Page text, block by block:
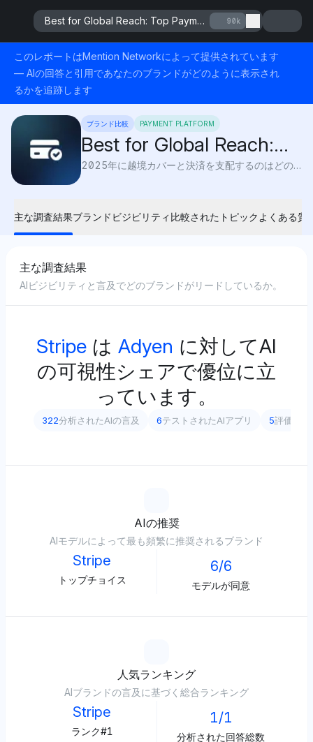
Best for Global Reach: Top Payment Platforms 2025 90k
このレポートはMention Networkによって提供されています
— AIの回答と引用であなたのブランドがどのように表示され
るかを追跡します
ブランド比較 PAYMENT PLATFORM
Best for Global Reach:
Top Payment Platforms
2025年に越境カバーと決済を支配するのはどの支払いプラットフォームですか？グローバルリーチの戦いが始まっています。
主な調査結果ブランドビジビリティ 比較されたトピック よくある質
主な調査結果
AIビジビリティと言及でどのブランドがリードしているか。
Stripe は Adyen に対してAI
の可視性シェアで優位に立
っています。
322分析されたAIの言及 6テストされたAIアプリ 5評価さ
AIの推奨
AIモデルによって最も頻繁に推奨されるブランド
Stripe
トップチョイス
6/6
モデルが同意
人気ランキング
AIブランドの言及に基づく総合ランキング
Stripe
ランク#1
1/1
分析された回答総数